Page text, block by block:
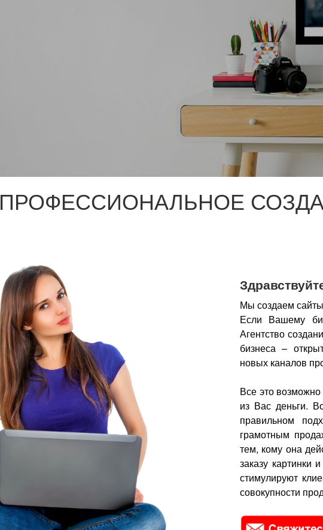
ПРОФЕССИОНАЛЬНОЕ
Мы создаем
Если Вашему
Агентство
бизнеса –
новых каналов
Все это
из Вас деньги.
правильном
грамотным
тем, кому она
заказу картинки
стимулируют
совокупности